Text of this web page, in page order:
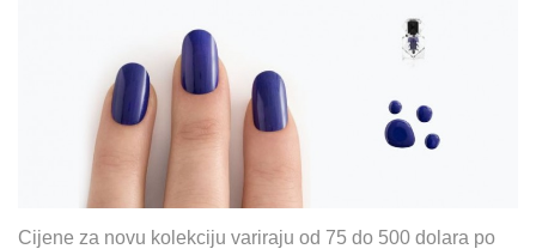
Cijene za novu kolekciju variraju od 75 do 500 dolara po